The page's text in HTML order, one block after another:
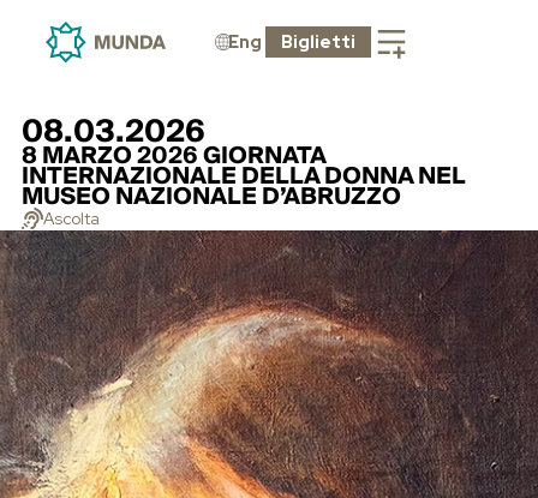
Eng Biglietti
08.03.2026
8 MARZO 2026 GIORNATA
INTERNAZIONALE DELLA DONNA NEL
MUSEO NAZIONALE D’ABRUZZO
Ascolta